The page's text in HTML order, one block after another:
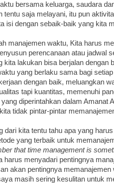
bersama keluarga, saudara
tentu saja melayani, itu pun
isi dengan sebaik-baik yang kita
manajemen waktu, Kita harus
perencanaan atau jadwal
kita lakukan bisa berjalan dengan
yang berlaku sama bagi
dengan baik, meluangkan
tapi kuantitas, memenuhi
diperintahkan dalam Amanat
tidak pintar-pintar
dari kita tentu tahu apa yang
yang terbaik untuk
that time management is
harus menyadari pentingnya
akan pentingnya
masih sering kesulitan untuk